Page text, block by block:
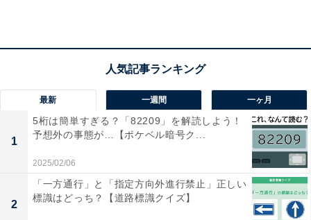
□に入るひらがなは？ 「事務や生活の道具」が
ヒント
1 2
最新 一週間 一ヶ月
1
5桁は簡単すぎる？「82209」を解読しよう！
予想外の事態が…【ポケベル暗号ク...
2025/02/06
2
「一方通行」と「指定方向外進行禁止」正しい
標識はどっち？【道路標識クイズ】